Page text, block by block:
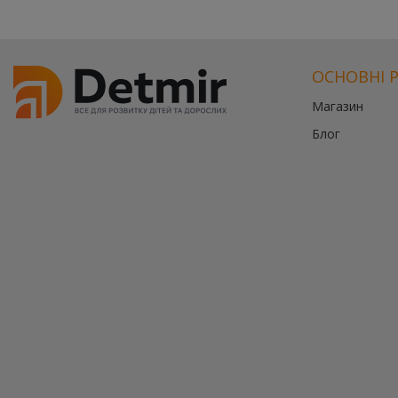
ОСНОВНІ
Магазин
Блог